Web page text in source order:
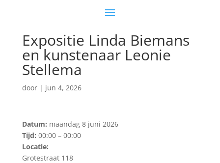
Expositie Linda Biemans
en kunstenaar Leonie
Stellema
door | jun 4, 2026
Datum: maandag 8 juni 2026
Tijd: 00:00 – 00:00
Locatie:
Grotestraat 118